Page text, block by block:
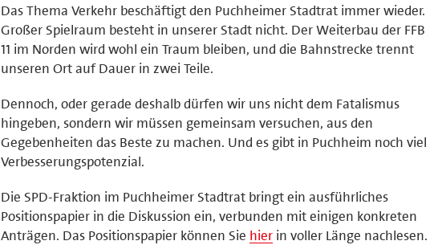
Das Thema Verkehr beschäftigt den Puchheimer Stadtrat immer wieder.
Großer Spielraum besteht in unserer Stadt nicht. Der Weiterbau der FFB
11 im Norden wird wohl ein Traum bleiben, und die Bahnstrecke trennt
unseren Ort auf Dauer in zwei Teile.
Dennoch, oder gerade deshalb dürfen wir uns nicht dem Fatalismus
hingeben, sondern wir müssen gemeinsam versuchen, aus den
Gegebenheiten das Beste zu machen. Und es gibt in Puchheim noch viel
Verbesserungspotenzial.
Die SPD-Fraktion im Puchheimer Stadtrat bringt ein ausführliches
Positionspapier in die Diskussion ein, verbunden mit einigen konkreten
Anträgen. Das Positionspapier können Sie hier in voller Länge nachlesen.